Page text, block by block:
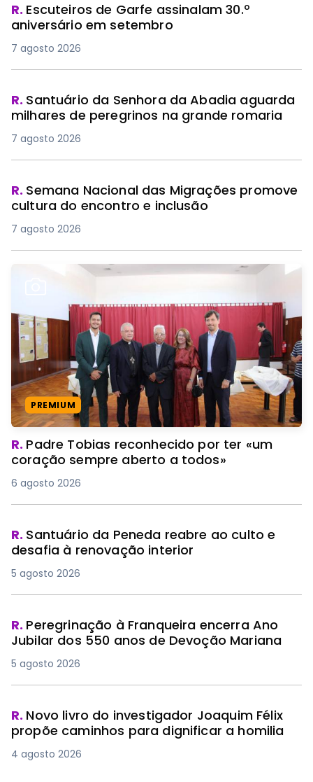
R. Escuteiros de Garfe assinalam 30.º
aniversário em setembro
7 agosto 2026
R. Santuário da Senhora da Abadia aguarda
milhares de peregrinos na grande romaria
7 agosto 2026
R. Semana Nacional das Migrações promove
cultura do encontro e inclusão
7 agosto 2026
PREMIUM
R. Padre Tobias reconhecido por ter «um
coração sempre aberto a todos»
6 agosto 2026
R. Santuário da Peneda reabre ao culto e
desafia à renovação interior
5 agosto 2026
R. Peregrinação à Franqueira encerra Ano
Jubilar dos 550 anos de Devoção Mariana
5 agosto 2026
R. Novo livro do investigador Joaquim Félix
propõe caminhos para dignificar a homilia
4 agosto 2026